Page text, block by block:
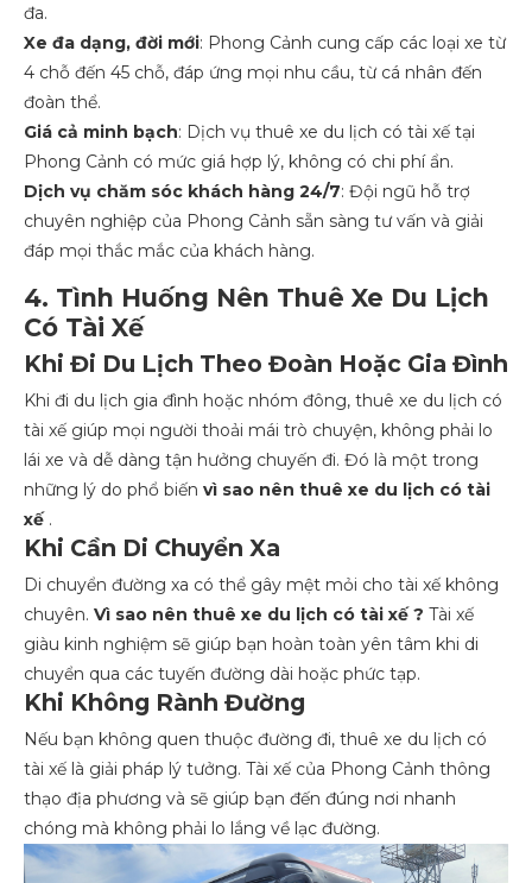
đa.
Xe đa dạng, đời mới: Phong Cảnh cung cấp các loại xe từ
4 chỗ đến 45 chỗ, đáp ứng mọi nhu cầu, từ cá nhân đến
đoàn thể.
Giá cả minh bạch: Dịch vụ thuê xe du lịch có tài xế tại
Phong Cảnh có mức giá hợp lý, không có chi phí ẩn.
Dịch vụ chăm sóc khách hàng 24/7: Đội ngũ hỗ trợ
chuyên nghiệp của Phong Cảnh sẵn sàng tư vấn và giải
đáp mọi thắc mắc của khách hàng.
4. Tình Huống Nên Thuê Xe Du Lịch
Có Tài Xế
Khi Đi Du Lịch Theo Đoàn Hoặc Gia Đình
Khi đi du lịch gia đình hoặc nhóm đông, thuê xe du lịch có
tài xế giúp mọi người thoải mái trò chuyện, không phải lo
lái xe và dễ dàng tận hưởng chuyến đi. Đó là một trong
những lý do phổ biến vì sao nên thuê xe du lịch có tài
xế .
Khi Cần Di Chuyển Xa
Di chuyển đường xa có thể gây mệt mỏi cho tài xế không
chuyên. Vì sao nên thuê xe du lịch có tài xế ? Tài xế
giàu kinh nghiệm sẽ giúp bạn hoàn toàn yên tâm khi di
chuyển qua các tuyến đường dài hoặc phức tạp.
Khi Không Rành Đường
Nếu bạn không quen thuộc đường đi, thuê xe du lịch có
tài xế là giải pháp lý tưởng. Tài xế của Phong Cảnh thông
thạo địa phương và sẽ giúp bạn đến đúng nơi nhanh
chóng mà không phải lo lắng về lạc đường.